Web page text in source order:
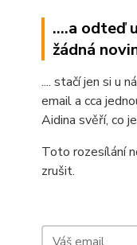
....a odteď
žádná
.... stačí jen si u
email a cca
Aidina svěří, co
Toto rozesílání
zrušit.